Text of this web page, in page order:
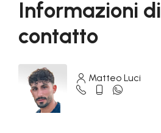
Informazioni di
contatto
Matteo Luci